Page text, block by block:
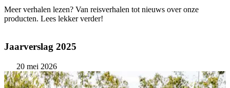
Meer verhalen lezen? Van reisverhalen tot nieuws over onze
producten. Lees lekker verder!
Jaarverslag 2025
20 mei 2026